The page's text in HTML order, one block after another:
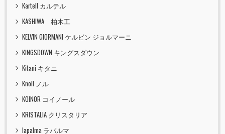
Kartell カルテル
KASHIWA 柏木工
KELVIN GIORMANI ケルビン ジョルマーニ
KINGSDOWN キングスダウン
Kitani キタニ
Knoll ノル
KOINOR コイノール
KRISTALIA クリスタリア
lapalma ラパルマ